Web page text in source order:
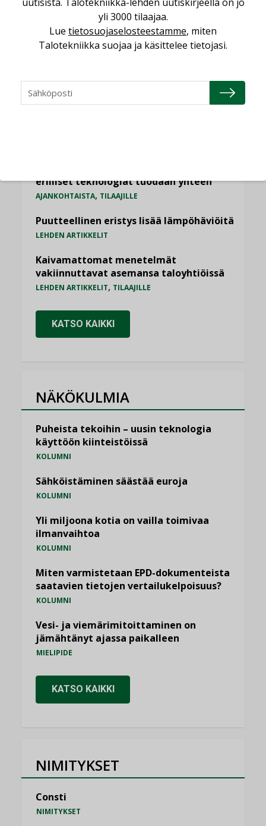
Viikko Kuukausi
Datakeskusurakointi on tekniikkalaji
LEHDEN ARTIKKELIT
”Asiakkaat hakevat kumppaneita, jotka
yhdistävät useita teknisiä osaamisalueita
erilliset teknologiat tuodaan yhteen”
AJANKOHTAISTA, TILAAJILLE
Puutteellinen eristys lisää lämpöhäviöitä
LEHDEN ARTIKKELIT
Kaivamattomat menetelmät
vakiinnuttavat asemansa taloyhtiöissä
LEHDEN ARTIKKELIT, TILAAJILLE
KATSO KAIKKI
NÄKÖKULMIA
Puheista tekoihin – uusin teknologia
käyttöön kiinteistöissä
KOLUMNI
Sähköistäminen säästää euroja
KOLUMNI
Yli miljoona kotia on vailla toimivaa
ilmanvaihtoa
KOLUMNI
Miten varmistetaan EPD-dokumenteista
saatavien tietojen vertailukelpoisuus?
KOLUMNI
Vesi- ja viemärimitoittaminen on
jämähtänyt ajassa paikalleen
MIELIPIDE
KATSO KAIKKI
NIMITYKSET
Consti
NIMITYKSET
yli 3000 tilaajaa.
Lue tietosuojaselosteestamme, miten
Talotekniikka suojaa ja käsittelee tietojasi.